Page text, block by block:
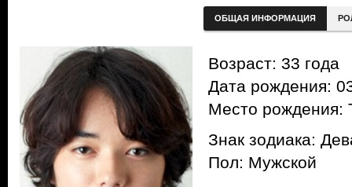
ОБЩАЯ ИНФОРМАЦИЯ
Возраст: 33 года
Дата рождения:
Место рождения:
Знак зодиака:
Пол: Мужской